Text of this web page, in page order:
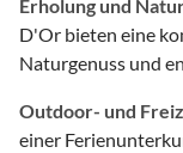
Erholung und
D'Or bieten eine
Naturgenuss und
Outdoor- und
einer